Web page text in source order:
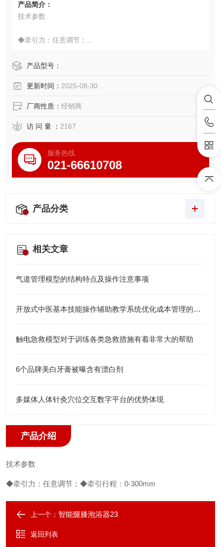
产品简介：
技术参数
◆牵引力：任意调节；
产品型号：
更新时间： 2025-08-30
厂商性质： 经销商
访 问 量 ： 2167
服务热线
021-66610708
产品分类
相关文章
气道管理模型的结构特点及操作注意事项
开放式中医基本技能操作辅助教学系统优化成本管理的方法
触电急救模型对于训练各类急救措施有着非常大的帮助
6个品牌美白牙膏被曝含有漂白剂
多媒体人体针灸穴位交互数字平台的优势体现
产品介绍
技术参数
◆牵引力：任意调节； ◆牵引行程：0-300mm
上一个： 智能腿膝泡浴器23
返回列表